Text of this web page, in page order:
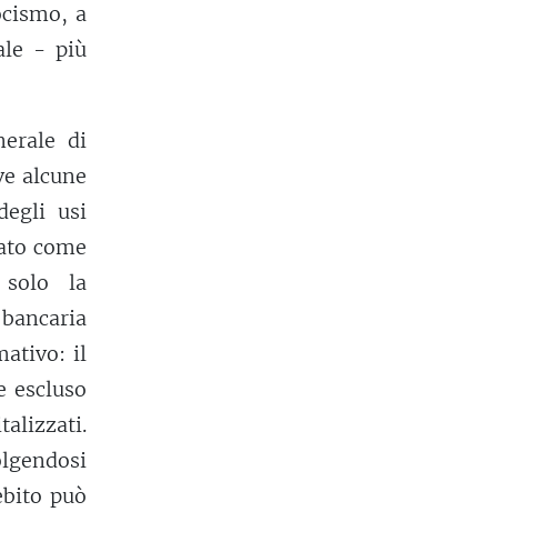
a
- più
di
alcune
usi
come
solo la
il
escluso
può